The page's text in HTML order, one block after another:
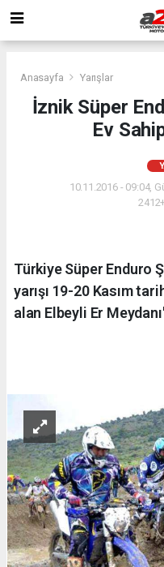
Anasayfa Yarışlar
İznik Süper
Ev
10.11.2016 - 09:04,
Türkiye Süper Enduro
yarışı 19-20 Kasım
alan Elbeyli Er